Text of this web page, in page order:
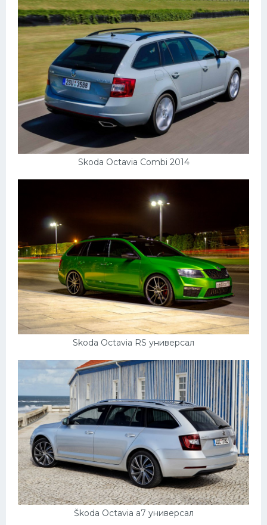
Skoda Octavia Combi 2014
Skoda Octavia RS универсал
Škoda Octavia a7 универсал